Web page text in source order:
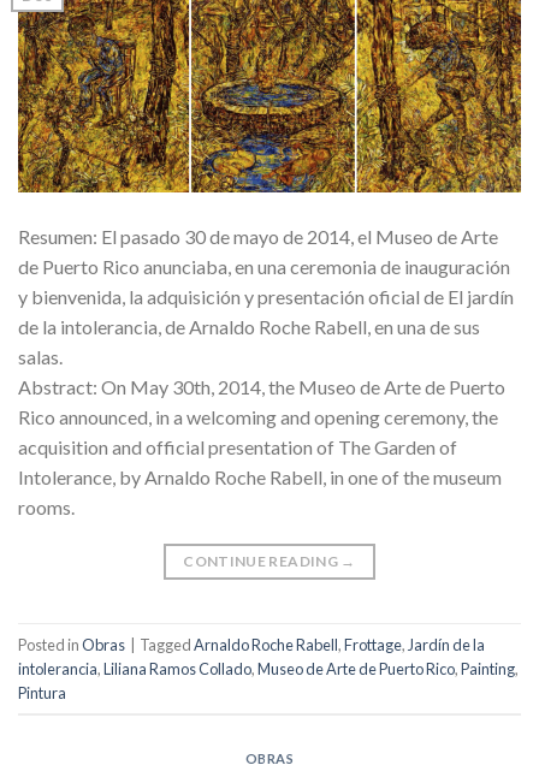
Resumen: El pasado 30 de mayo de 2014, el Museo de Arte
de Puerto Rico anunciaba, en una ceremonia de inauguración
y bienvenida, la adquisición y presentación oficial de El jardín
de la intolerancia, de Arnaldo Roche Rabell, en una de sus
salas.
Abstract: On May 30th, 2014, the Museo de Arte de Puerto
Rico announced, in a welcoming and opening ceremony, the
acquisition and official presentation of The Garden of
Intolerance, by Arnaldo Roche Rabell, in one of the museum
rooms.
CONTINUE READING →
Posted inObras TaggedArnaldo Roche Rabell,Frottage, Jardín de la
intolerancia,Liliana Ramos Collado,Museo de Arte de Puerto Rico,Painting,
Pintura
OBRAS